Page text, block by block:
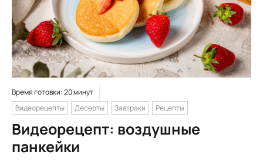
Время готовки: 20 минут
Видеорецепты
Десерты Завтраки Рецепты
Видеорецепт: воздушные
панкейки